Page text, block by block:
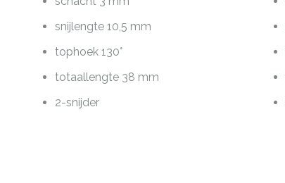
snijlengte 10,5 mm
tophoek 130°
totaallengte 38 mm
2-snijder